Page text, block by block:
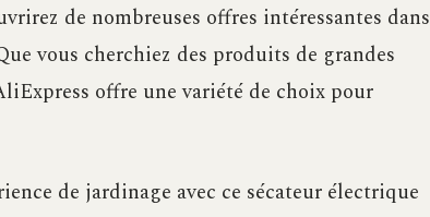
de nombreuses offres intéressantes dans
vous cherchiez des produits de grandes
offre une variété de choix pour
de jardinage avec ce sécateur électrique